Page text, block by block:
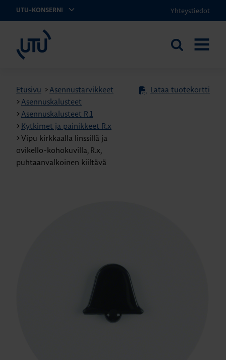
UTU-KONSERNI Yhteystiedot
Etsi
Etusivu >Asennustarvikkeet
>Asennuskalusteet
>Asennuskalusteet R.1
> Kytkimet ja painikkeet R.x
>Vipu kirkkaalla linssillä ja
ovikello-kohokuvilla, R.x,
puhtaanvalkoinen kiiltävä
Lataa tuotekortti